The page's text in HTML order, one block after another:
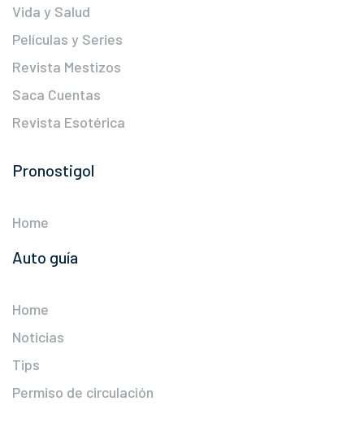
Vida y Salud
Películas y Series
Revista Mestizos
Saca Cuentas
Revista Esotérica
Pronostigol
Home
Auto guía
Home
Noticias
Tips
Permiso de circulación